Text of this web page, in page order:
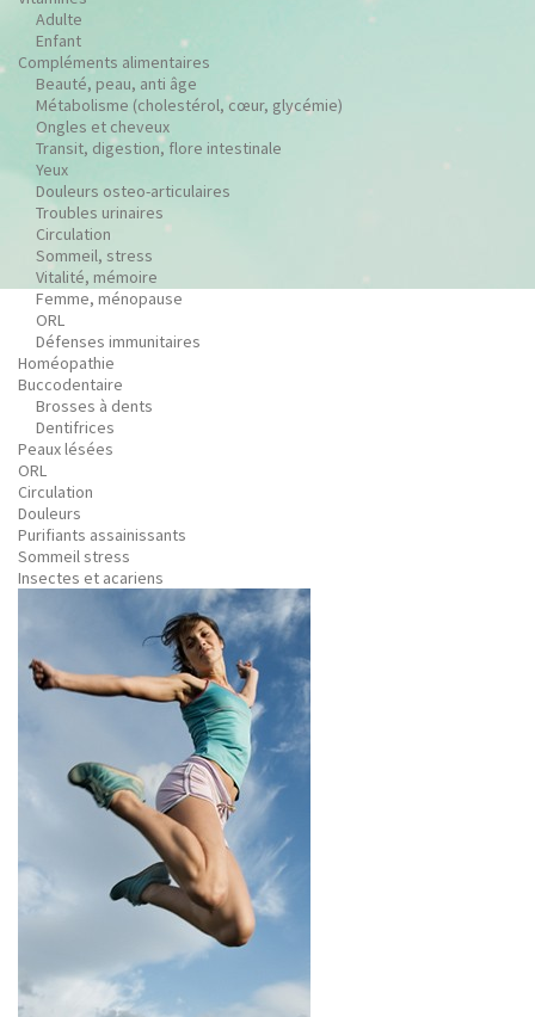
Adulte
Enfant
Compléments alimentaires
Beauté, peau, anti âge
Métabolisme (cholestérol, cœur, glycémie)
Ongles et cheveux
Transit, digestion, flore intestinale
Yeux
Douleurs osteo-articulaires
Troubles urinaires
Circulation
Sommeil, stress
Vitalité, mémoire
Femme, ménopause
ORL
Défenses immunitaires
Homéopathie
Buccodentaire
Brosses à dents
Dentifrices
Peaux lésées
ORL
Circulation
Douleurs
Purifiants assainissants
Sommeil stress
Insectes et acariens